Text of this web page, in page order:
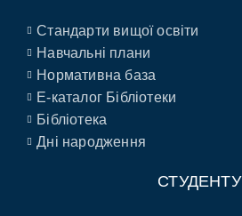
Стандарти вищої освіти
Навчальні плани
Нормативна база
E-каталог Бібліотеки
Бібліотека
Дні народження
СТУДЕНТУ